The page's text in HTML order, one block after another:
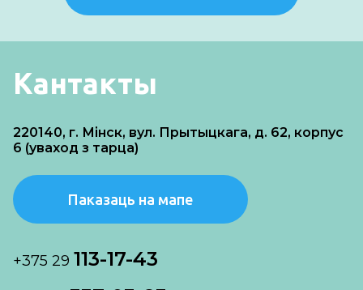
Кантакты
220140, г. Мінск, вул. Прытыцкага, д. 62, корпус
6 (уваход з тарца)
Паказаць на мапе
+375 29 113-17-43